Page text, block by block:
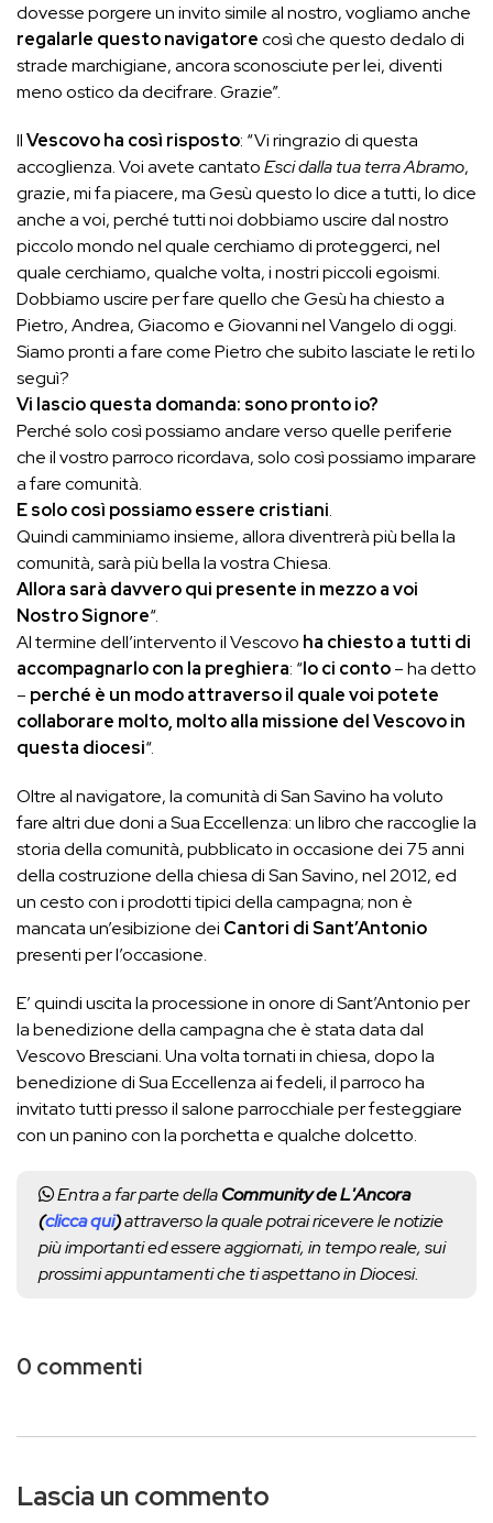
dovesse porgere un invito simile al nostro, vogliamo anche
regalarle questo navigatorecosì che questo dedalo di
strade marchigiane, ancora sconosciute per lei, diventi
meno ostico da decifrare. Grazie”.
IlVescovo ha così risposto: “Vi ringrazio di questa
accoglienza. Voi avete cantatoEsci dalla tua terra Abramo,
grazie, mi fa piacere, ma Gesù questo lo dice a tutti, lo dice
anche a voi, perché tutti noi dobbiamo uscire dal nostro
piccolo mondo nel quale cerchiamo di proteggerci, nel
quale cerchiamo, qualche volta, i nostri piccoli egoismi.
Dobbiamo uscire per fare quello che Gesù ha chiesto a
Pietro, Andrea, Giacomo e Giovanni nel Vangelo di oggi.
Siamo pronti a fare come Pietro che subito lasciate le reti lo
seguì?
Vi lascio questa domanda: sono pronto io?
Perché solo così possiamo andare verso quelle periferie
che il vostro parroco ricordava, solo così possiamo imparare
a fare comunità.
E solo così possiamo essere cristiani.
Quindi camminiamo insieme, allora diventrerà più bella la
comunità, sarà più bella la vostra Chiesa.
Allora sarà davvero qui presente in mezzo a voi
Nostro Signore“.
Al termine dell’intervento il Vescovo ha chiesto a tutti di
accompagnarlo con la preghiera: “Io ci conto– ha detto
– perché è un modo attraverso il quale voi potete
collaborare molto, molto alla missione del Vescovo in
questa diocesi“.
Oltre al navigatore, la comunità di San Savino ha voluto
fare altri due doni a Sua Eccellenza: un libro che raccoglie la
storia della comunità, pubblicato in occasione dei 75 anni
della costruzione della chiesa di San Savino, nel 2012, ed
un cesto con i prodotti tipici della campagna; non è
mancata un’esibizione dei Cantori di Sant’Antonio
presenti per l’occasione.
E’ quindi uscita la processione in onore di Sant’Antonio per
la benedizione della campagna che è stata data dal
Vescovo Bresciani. Una volta tornati in chiesa, dopo la
benedizione di Sua Eccellenza ai fedeli, il parroco ha
invitato tutti presso il salone parrocchiale per festeggiare
con un panino con la porchetta e qualche dolcetto.
Entra a far parte dellaCommunity de L'Ancora
(clicca qui)attraverso la quale potrai ricevere le notizie
più importanti ed essere aggiornati, in tempo reale, sui
prossimi appuntamenti che ti aspettano in Diocesi.
0 commenti
Lascia un commento